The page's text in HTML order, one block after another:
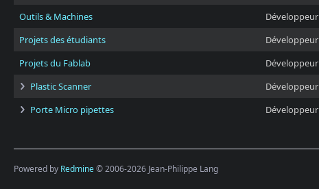
Outils & Machines
Développeur
Projets des étudiants
Développeur
Projets du Fablab
Développeur
Plastic Scanner
Développeur
Porte Micro pipettes
Développeur
Powered by Redmine© 2006-2026 Jean-Philippe Lang